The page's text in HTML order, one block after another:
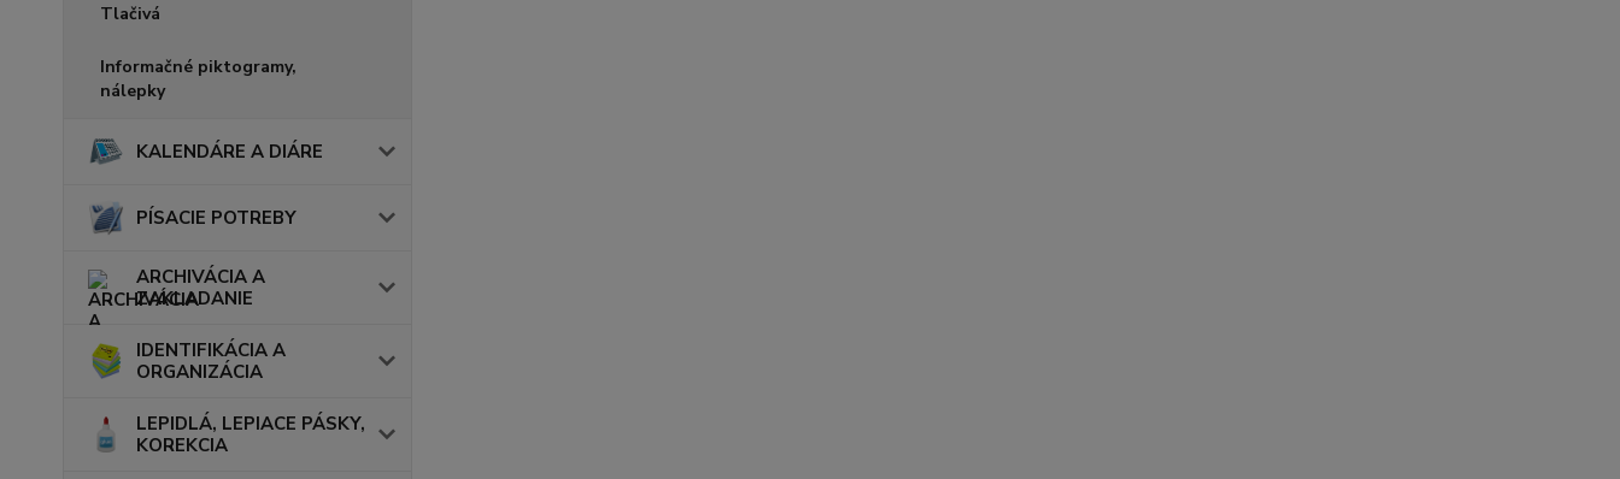
Tlačivá
Informačné piktogramy,
nálepky
KALENDÁRE A DIÁRE
PÍSACIE POTREBY
ARCHIVÁCIA A
ZAKLADANIE
IDENTIFIKÁCIA A
ORGANIZÁCIA
LEPIDLÁ, LEPIACE PÁSKY,
KOREKCIA